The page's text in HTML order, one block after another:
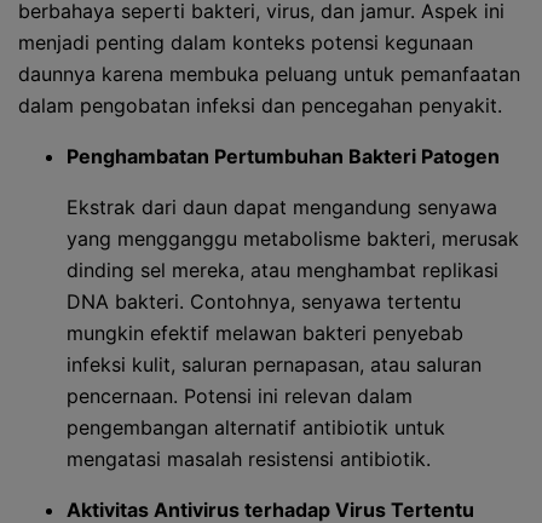
berbahaya seperti bakteri, virus, dan jamur. Aspek ini
menjadi penting dalam konteks potensi kegunaan
daunnya karena membuka peluang untuk pemanfaatan
dalam pengobatan infeksi dan pencegahan penyakit.
Penghambatan Pertumbuhan Bakteri Patogen
Ekstrak dari daun dapat mengandung senyawa
yang mengganggu metabolisme bakteri, merusak
dinding sel mereka, atau menghambat replikasi
DNA bakteri. Contohnya, senyawa tertentu
mungkin efektif melawan bakteri penyebab
infeksi kulit, saluran pernapasan, atau saluran
pencernaan. Potensi ini relevan dalam
pengembangan alternatif antibiotik untuk
mengatasi masalah resistensi antibiotik.
Aktivitas Antivirus terhadap Virus Tertentu